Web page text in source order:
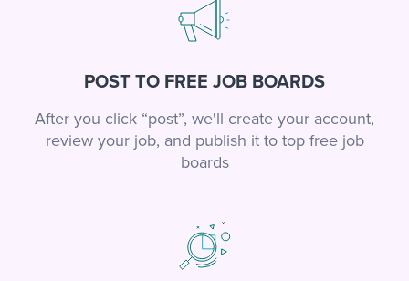
POST TO FREE JOB BOARDS
After you click “post”, we'll create your account,
review your job, and publish it to top free job
boards